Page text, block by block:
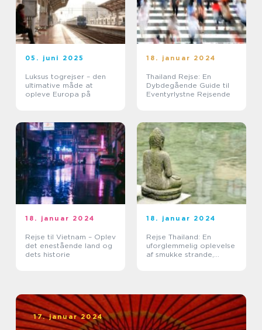
05. juni 2025
Luksus togrejser – den
ultimative måde at
opleve Europa på
18. januar 2024
Thailand Rejse: En
Dybdegående Guide til
Eventyrlystne Rejsende
18. januar 2024
Rejse til Vietnam – Oplev
det enestående land og
dets historie
18. januar 2024
Rejse Thailand: En
uforglemmelig oplevelse
af smukke strande,
17. januar 2024